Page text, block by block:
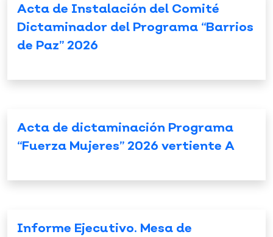
Acta de Instalación del Comité
Dictaminador del Programa “Barrios
de Paz” 2026
Acta de dictaminación Programa
“Fuerza Mujeres” 2026 vertiente A
Informe Ejecutivo. Mesa de